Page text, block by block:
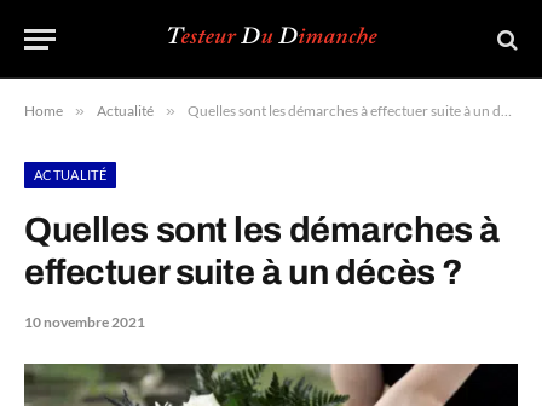
Home » Actualité » Quelles sont les démarches à effectuer suite à un décès ?
ACTUALITÉ
Quelles sont les démarches à
effectuer suite à un décès ?
10 novembre 2021